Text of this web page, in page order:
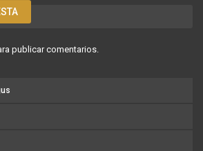
publicar comentarios.